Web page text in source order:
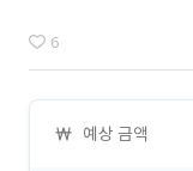
6
예상 금액